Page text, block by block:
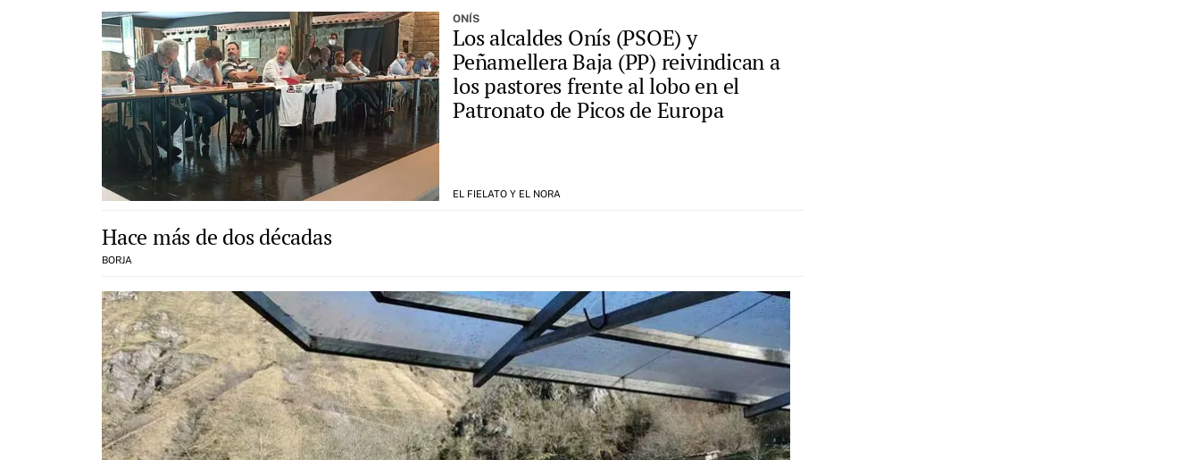
ONÍS
Los alcaldes Onís (PSOE) y
Peñamellera Baja (PP) reivindican a
los pastores frente al lobo en el
Patronato de Picos de Europa
EL FIELATO Y EL NORA
Hace más de dos décadas
BORJA